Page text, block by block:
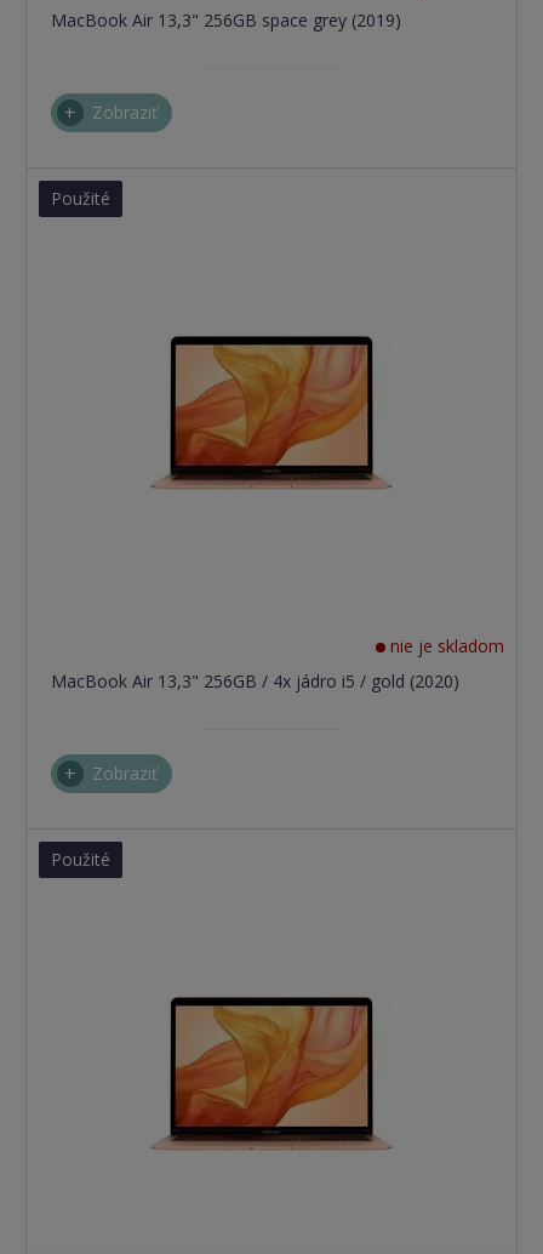
MacBook Air 13,3" 256GB space grey (2019)
Zobraziť
Použité
nie je skladom
MacBook Air 13,3" 256GB / 4x jádro i5 / gold (2020)
Zobraziť
Použité